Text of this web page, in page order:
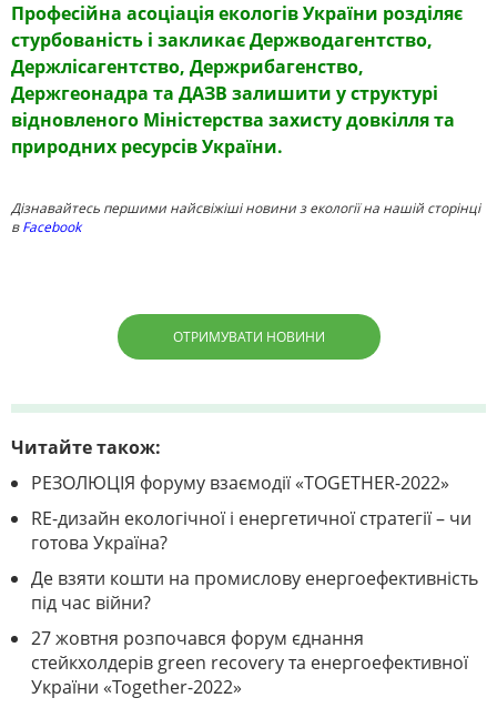
Професійна асоціація екологів України розділяє
стурбованість і закликає Держводагентство,
Держлісагентство, Держрибагенство,
Держгеонадра та ДАЗВ залишити у структурі
відновленого Міністерства захисту довкілля та
природних ресурсів України.
Дізнавайтесь першими найсвіжіші новини з екології на нашій сторінці
вFacebook
ОТРИМУВАТИ НОВИНИ
Читайте також:
РЕЗОЛЮЦІЯ форуму взаємодії «TOGETHER-2022»
RE-дизайн екологічної і енергетичної стратегії – чи
готова Україна?
Де взяти кошти на промислову енергоефективність
під час війни?
27 жовтня розпочався форум єднання
стейкхолдерів green recovery та енергоефективної
України «Together-2022»